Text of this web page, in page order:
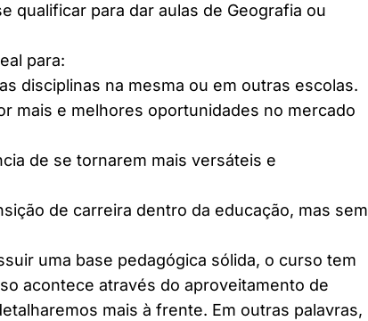
qualificar para dar aulas de Geografia ou
para:
disciplinas na mesma ou em outras escolas.
mais e melhores oportunidades no mercado
de se tornarem mais versáteis e
de carreira dentro da educação, mas sem
uma base pedagógica sólida, o curso tem
acontece através do aproveitamento de
mais à frente. Em outras palavras,